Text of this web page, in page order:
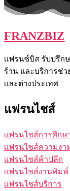
FRANZBIZ
แฟรนซ์บิส รับปรึก
ร้าน และบริการช่
และต่างประเทศ
แฟรนไชส์
แฟรนไชส์การศึกษ
แฟรนไชส์ความงา
แฟรนไชส์ค้าปลีก
แฟรนไชส์งานพิมพ์
แฟรนไชส์บริการ